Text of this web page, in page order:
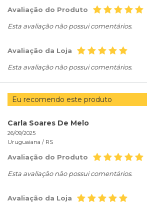
Avaliação do Produto
Esta avaliação não possui comentários.
Avaliação da Loja
Esta avaliação não possui comentários.
Eu recomendo este produto
Carla Soares De Melo
26/09/2025
Uruguaiana / RS
Avaliação do Produto
Esta avaliação não possui comentários.
Avaliação da Loja